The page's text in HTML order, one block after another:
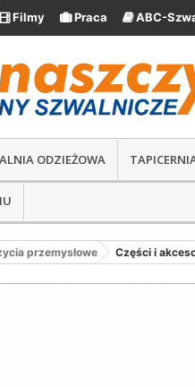
Filmy Praca ABC-
ODZIEŻOWA
przemysłowe Części i